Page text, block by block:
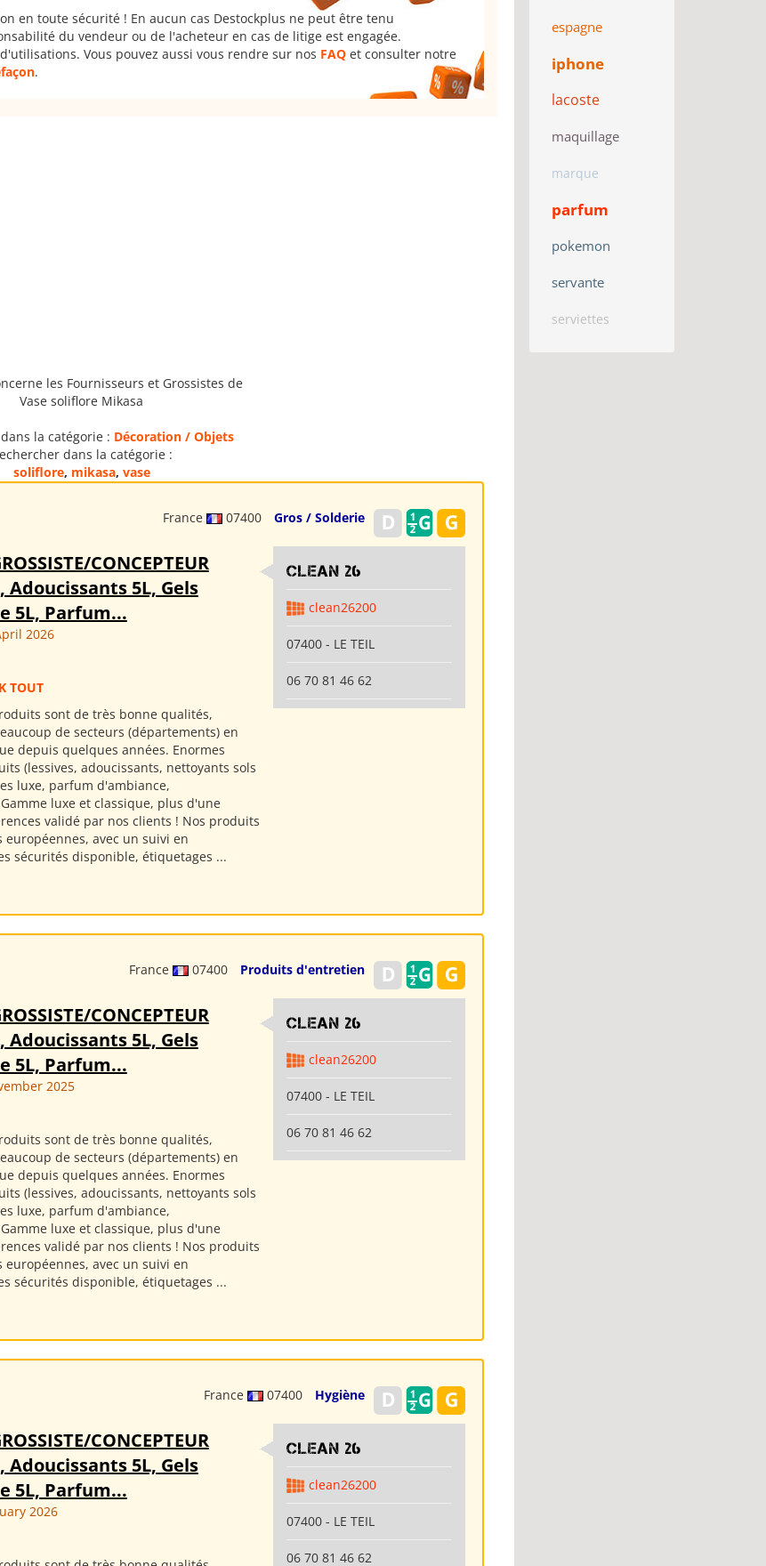
en toute sécurité ! En aucun cas Destockplus ne peut être tenu
du vendeur ou de l'acheteur en cas de litige est engagée.
Vous pouvez aussi vous rendre sur nos FAQ et consulter notre
.
les Fournisseurs et Grossistes de
Vase soliflore Mikasa
la catégorie : Décoration / Objets
dans la catégorie :
soliflore, mikasa, vase
France 07400 Gros / Solderie
CONCEPTEUR
Adoucissants 5L, Gels
5L, Parfum...
2026
TOUT
sont de très bonne qualités,
de secteurs (départements) en
depuis quelques années. Enormes
(lessives, adoucissants, nettoyants sols
luxe, parfum d'ambiance,
luxe et classique, plus d'une
validé par nos clients ! Nos produits
européennes, avec un suivi en
sécurités disponible, étiquetages ...
clean 26
clean26200
07400 - LE TEIL
06 70 81 46 62
France 07400 Produits d'entretien
CONCEPTEUR
Adoucissants 5L, Gels
5L, Parfum...
2025
sont de très bonne qualités,
de secteurs (départements) en
depuis quelques années. Enormes
(lessives, adoucissants, nettoyants sols
luxe, parfum d'ambiance,
luxe et classique, plus d'une
validé par nos clients ! Nos produits
européennes, avec un suivi en
sécurités disponible, étiquetages ...
clean 26
clean26200
07400 - LE TEIL
06 70 81 46 62
France 07400 Hygiène
CONCEPTEUR
Adoucissants 5L, Gels
5L, Parfum...
2026
clean 26
clean26200
07400 - LE TEIL
06 70 81 46 62
espagne
iphone
lacoste
maquillage
marque
parfum
pokemon
servante
serviettes